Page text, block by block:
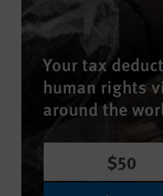
Your tax
human rights
around the
$50